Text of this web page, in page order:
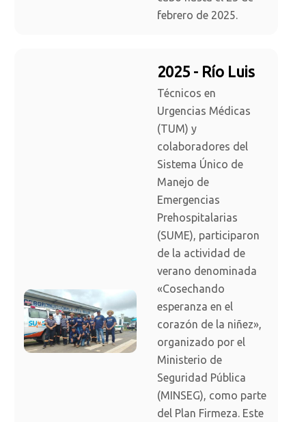
febrero de 2025.
2025 - Río Luis
Técnicos en
Urgencias Médicas
(TUM) y
colaboradores del
Sistema Único de
Manejo de
Emergencias
Prehospitalarias
(SUME), participaron
de la actividad de
verano denominada
«Cosechando
esperanza en el
corazón de la niñez»,
organizado por el
Ministerio de
Seguridad Pública
(MINSEG), como parte
del Plan Firmeza. Este